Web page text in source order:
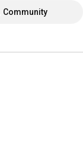
Community